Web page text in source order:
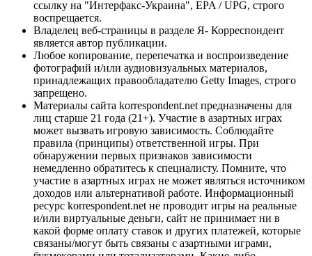
ссылку на "Интерфакс-Украина", EPA / UPG, строго
воспрещается.
Владелец веб-страницы в разделе Я- Корреспондент
является автор публикации.
Любое копирование, перепечатка и воспроизведение
фотографий и/или аудиовизуальных материалов,
принадлежащих правообладателю Getty Images, строго
запрещено.
Материалы сайта korrespondent.net предназначены для
лиц старше 21 года (21+). Участие в азартных играх
может вызвать игровую зависимость. Соблюдайте
правила (принципы) ответственной игры. При
обнаружении первых признаков зависимости
немедленно обратитесь к специалисту. Помните, что
участие в азартных играх не может являться источником
доходов или альтернативой работе. Информационный
ресурс korrespondent.net не проводит игры на реальные
и/или виртуальные деньги, сайт не принимает ни в
какой форме оплату ставок и других платежей, которые
связаны/могут быть связаны с азартными играми,